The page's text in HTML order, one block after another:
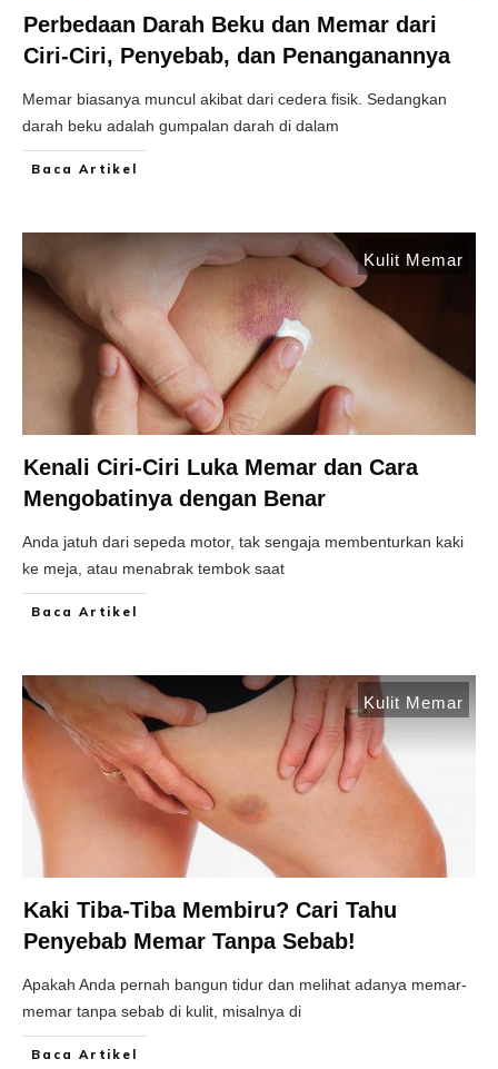
Perbedaan Darah Beku dan Memar dari
Ciri-Ciri, Penyebab, dan Penanganannya
Memar biasanya muncul akibat dari cedera fisik. Sedangkan
darah beku adalah gumpalan darah di dalam
Baca Artikel
Kulit Memar
Kenali Ciri-Ciri Luka Memar dan Cara
Mengobatinya dengan Benar
Anda jatuh dari sepeda motor, tak sengaja membenturkan kaki
ke meja, atau menabrak tembok saat
Baca Artikel
Kulit Memar
Kaki Tiba-Tiba Membiru? Cari Tahu
Penyebab Memar Tanpa Sebab!
Apakah Anda pernah bangun tidur dan melihat adanya memar-
memar tanpa sebab di kulit, misalnya di
Baca Artikel